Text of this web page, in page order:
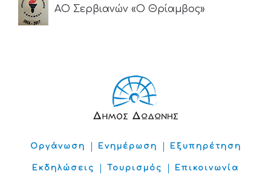
ΑΟ Σερβιανών «Ο Θρίαμβος»
Οργάνωση Ενημέρωση Εξυπηρέτηση
Εκδηλώσεις Τουρισμός Επικοινωνία